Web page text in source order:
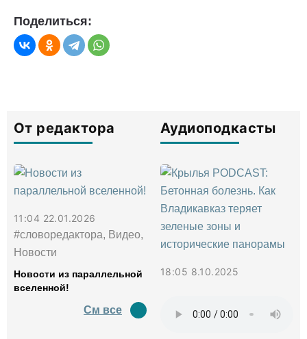
Поделиться:
От редактора
11:04 22.01.2026
#словоредактора, Видео,
Новости
Новости из параллельной
вселенной!
См все
Аудиоподкасты
18:05 8.10.2025